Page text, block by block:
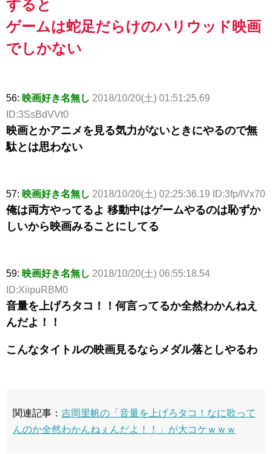
すると
ゲームは蛇足だらけのハリウッド映画
でしかない
56: 映画好き名無し 2018/10/20(土) 01:51:25.69
ID:3SsBdVVt0
映画とかアニメを見る気力がないときにやるので無
駄とは思わない
57: 映画好き名無し 2018/10/20(土) 02:25:36.19 ID:3fp/lVx70
俺は両方やってるよ 移動中はゲームやるのは恥ずか
しいから映画みることにしてる
59: 映画好き名無し 2018/10/20(土) 06:55:18.54
ID:XiipuRBM0
音量を上げろタコ！！何言ってるか全然わかんねえ
んだよ！！
こんなタイトルの映画見るならメダル落としやるわ
関連記事： 吉岡里帆の「音量を上げろタコ！なに歌って
んのか全然わかんねぇんだよ！！」が大コケｗｗｗ